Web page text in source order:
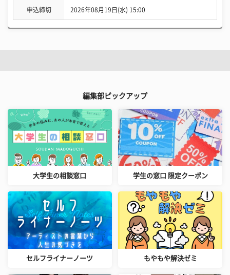
申込締切 2026年08月19日(水) 15:00
編集部ピックアップ
大学生の相談窓口 学生の窓口 限定クーポン
セルフライナーノーツ もやもや解決ゼミ